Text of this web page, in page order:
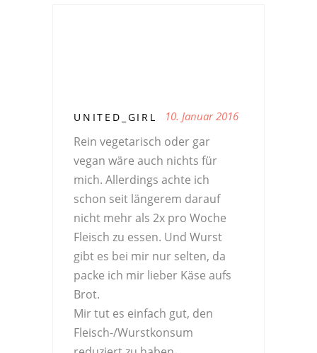
UNITED_GIRL 10. Januar 2016
Rein vegetarisch oder gar
vegan wäre auch nichts für
mich. Allerdings achte ich
schon seit längerem darauf
nicht mehr als 2x pro Woche
Fleisch zu essen. Und Wurst
gibt es bei mir nur selten, da
packe ich mir lieber Käse aufs
Brot.
Mir tut es einfach gut, den
Fleisch-/Wurstkonsum